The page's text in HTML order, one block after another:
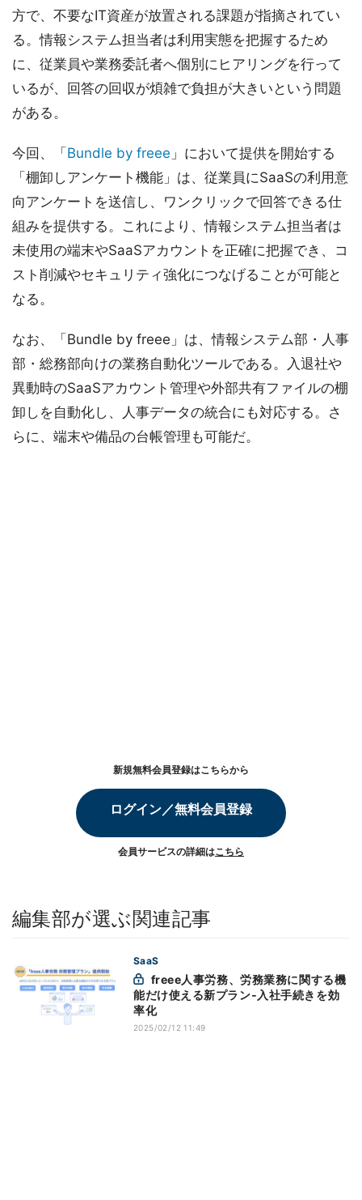
方で、不要なIT資産が放置される課題が指摘されてい
る。情報システム担当者は利用実態を把握するため
に、従業員や業務委託者へ個別にヒアリングを行って
いるが、回答の回収が煩雑で負担が大きいという問題
がある。
今回、「Bundle by freee 」において提供を開始する
「棚卸しアンケート機能」は、従業員にSaaSの利用意
向アンケートを送信し、ワンクリックで回答できる仕
組みを提供する。これにより、情報システム担当者は
未使用の端末やSaaSアカウントを正確に把握でき、コ
スト削減やセキュリティ強化につなげることが可能と
なる。
なお、「Bundle by freee」は、情報システム部・人事
部・総務部向けの業務自動化ツールである。入退社や
異動時のSaaSアカウント管理や外部共有ファイルの棚
卸しを自動化し、人事データの統合にも対応する。さ
らに、端末や備品の台帳管理も可能だ。
新規無料会員登録はこちらから
ログイン／無料会員登録
会員サービスの詳細はこちら
編集部が選ぶ関連記事
SaaS
能だけ使える新プラン‐入社手続きを効
率化
2025/02/12 11:49